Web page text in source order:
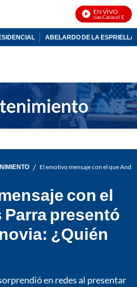
EN VIVO
Noticias Caracol En Vivo
ABELARDO DE LA ESPRIELLA
/ El emotivo mensaje con el que
con el
presentó
¿Quién
en redes al presentar